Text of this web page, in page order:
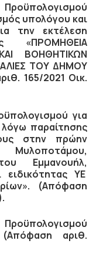
υπολόγου και
την εκτέλεση
«ΠΡΟΜΗΘΕΙΑ
ΒΟΗΘΗΤΙΚΩΝ
ΤΟΥ ΔΗΜΟΥ
165/2021 Οικ.
για
παραίτησης
στην πρώην
Εμμανουήλ,
ειδικότητας ΥΕ
(Απόφαση
αριθ.